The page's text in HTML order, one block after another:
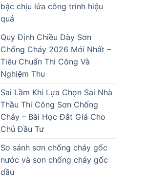
bậc chịu lửa công trình hiệu
quả
Quy Định Chiều Dày Sơn
Chống Cháy 2026 Mới Nhất –
Tiêu Chuẩn Thi Công Và
Nghiệm Thu
Sai Lầm Khi Lựa Chọn Sai Nhà
Thầu Thi Công Sơn Chống
Cháy – Bài Học Đắt Giá Cho
Chủ Đầu Tư
So sánh sơn chống cháy gốc
nước và sơn chống cháy gốc
dầu